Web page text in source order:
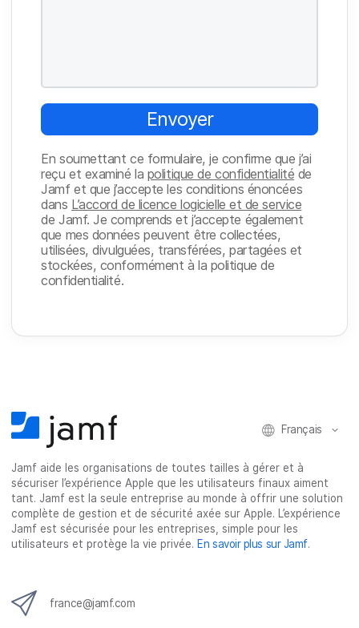
e
Envoyer
En soumettant ce formulaire, je confirme que j’ai
reçu et examiné la politique de confidentialité de
Jamf et que j’accepte les conditions énoncées
dans L’accord de licence logicielle et de service
de Jamf. Je comprends et j’accepte également
que mes données peuvent être collectées,
utilisées, divulguées, transférées, partagées et
stockées, conformément à la politique de
confidentialité.
Français
Jamf aide les organisations de toutes tailles à gérer et à
sécuriser l’expérience Apple que les utilisateurs finaux aiment
tant. Jamf est la seule entreprise au monde à offrir une solution
complète de gestion et de sécurité axée sur Apple. L’expérience
Jamf est sécurisée pour les entreprises, simple pour les
utilisateurs et protège la vie privée. En savoir plus sur Jamf.
france@jamf.com